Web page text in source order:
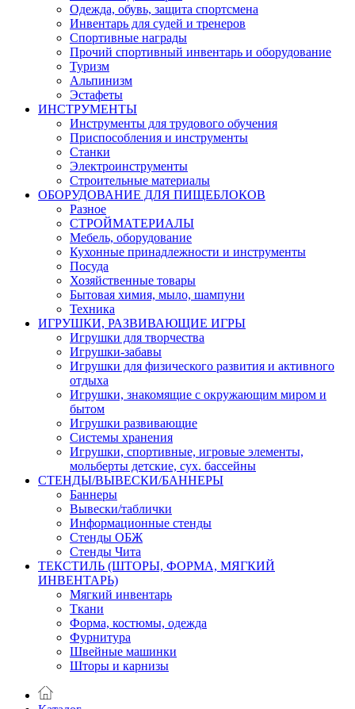
Одежда, обувь, защита спортсмена
Инвентарь для судей и тренеров
Спортивные награды
Прочий спортивный инвентарь и оборудование
Туризм
Альпинизм
Эстафеты
ИНСТРУМЕНТЫ
Инструменты для трудового обучения
Приспособления и инструменты
Станки
Электроинструменты
Строительные материалы
ОБОРУДОВАНИЕ ДЛЯ ПИЩЕБЛОКОВ
Разное
СТРОЙМАТЕРИАЛЫ
Мебель, оборудование
Кухонные принадлежности и инструменты
Посуда
Хозяйственные товары
Бытовая химия, мыло, шампуни
Техника
ИГРУШКИ, РАЗВИВАЮЩИЕ ИГРЫ
Игрушки для творчества
Игрушки-забавы
Игрушки для физического развития и активного
отдыха
Игрушки, знакомящие с окружающим миром и
бытом
Игрушки развивающие
Системы хранения
Игрушки, спортивные, игровые элементы,
мольберты детские, сух. бассейны
СТЕНДЫ/ВЫВЕСКИ/БАННЕРЫ
Баннеры
Вывески/таблички
Информационные стенды
Стенды ОБЖ
Стенды Чита
ТЕКСТИЛЬ (ШТОРЫ, ФОРМА, МЯГКИЙ
ИНВЕНТАРЬ)
Мягкий инвентарь
Ткани
Форма, костюмы, одежда
Фурнитура
Швейные машинки
Шторы и карнизы